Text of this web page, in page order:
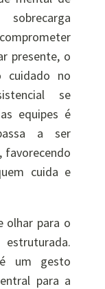
presente, o
cuidado no
se
equipes é
a ser
favorecendo
cuida e
olhar para o
um gesto
para a